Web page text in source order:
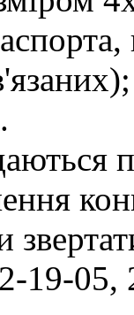
19-05,